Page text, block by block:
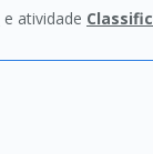
e atividade